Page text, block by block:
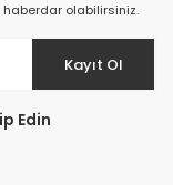
olabilirsiniz.
Kayıt Ol
Edin